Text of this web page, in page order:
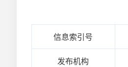
信息索引号
发布机构